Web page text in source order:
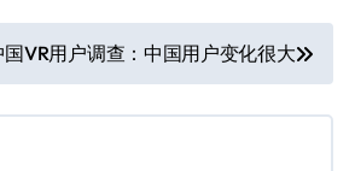
国VR用户调查：中国用户变化很大